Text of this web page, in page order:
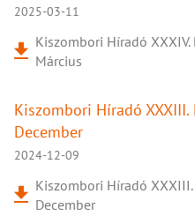
2025-03-11
Kiszombori Híradó
Március
Kiszombori Híradó
December
2024-12-09
Kiszombori Híradó
December